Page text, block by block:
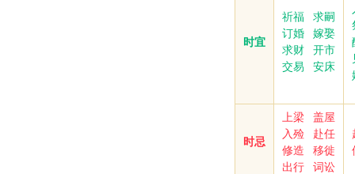
时宜
祈福
求嗣
订婚
嫁娶
求财
开市
交易
安床
时忌
上梁
盖屋
入殓
赴任
修造
移徙
出行
词讼